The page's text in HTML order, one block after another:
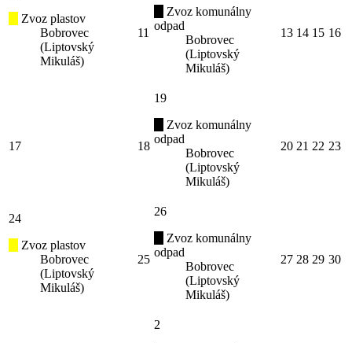
Zvoz plastov
Bobrovec
(Liptovský
Mikuláš)
11
Zvoz komunálny
odpad
Bobrovec
(Liptovský
Mikuláš)
13 14 15 16
17 18
19
Zvoz komunálny
odpad
Bobrovec
(Liptovský
Mikuláš)
20 21 22 23
24
Zvoz plastov
Bobrovec
(Liptovský
Mikuláš)
25
26
Zvoz komunálny
odpad
Bobrovec
(Liptovský
Mikuláš)
27 28 29 30
2